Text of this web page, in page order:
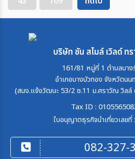
บริษัท ซัน สไมล์ เวิลด์ ทร
161/81 หมู่ที่ 1 ตำบลบา
อำเภอบางบัวทอง จังหวัดน
(สนง.แจ้งวัฒนะ 53/2 ซ.11 ม.ศราวัณ วิลล์
Tax ID :
ใบอนุญาตธุรกิจนำเที่ยวเลข
082-327-